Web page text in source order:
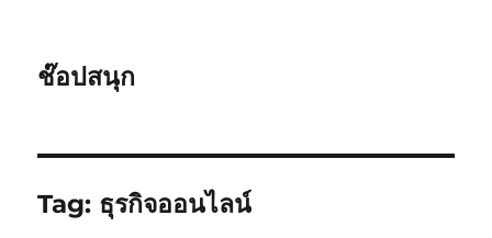
ช๊อปสนุก
Tag: ธุรกิจออนไลน์